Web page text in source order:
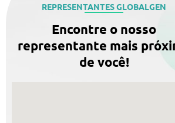
REPRESENTANTES GLOBALGEN
Encontre o nosso
representante mais
de você!
14